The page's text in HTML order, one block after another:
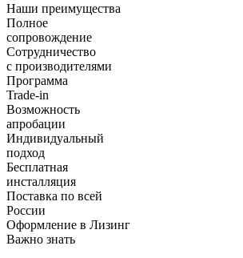
Наши преимущества
Полное
сопровождение
Сотрудничество
с производителями
Программа
Trade-in
Возможность
апробации
Индивидуальный
подход
Бесплатная
инсталляция
Поставка по всей
России
Оформление в Лизинг
Важно знать